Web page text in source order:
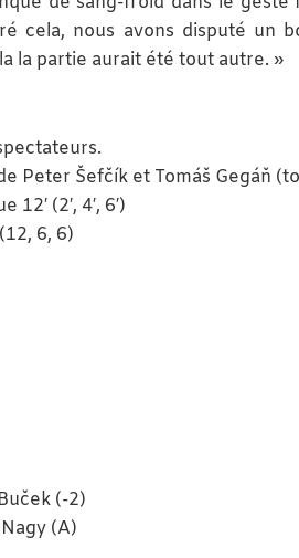
cela, nous avons disputé un
la partie aurait été tout autre. »
Peter Šefčík et Tomáš Gegáň
(2′, 4′, 6′)
6, 6)
(-2)
(A)